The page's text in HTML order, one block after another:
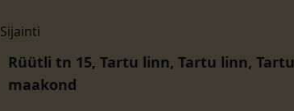
Sijainti
Rüütli tn 15, Tartu linn, Tartu linn, Tartu
maakond